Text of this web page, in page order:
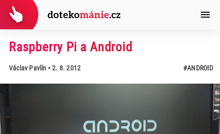
Raspberry Pi a Android
Václav Pavlín • 2. 8. 2012 #ANDROID